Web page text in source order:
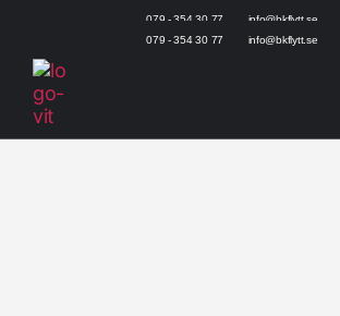
079 - 354 30 77
info@bkflytt.se
079 - 354 30 77
info@bkflytt.se